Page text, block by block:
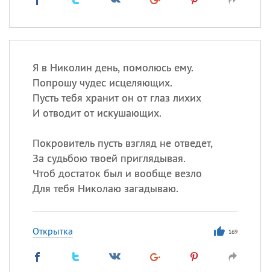
Я в Николин день, помолюсь ему.
Попрошу чудес исцеляющих.
Пусть тебя хранит он от глаз лихих
И отводит от искушающих.
Покровитель пусть взгляд не отведет,
За судьбою твоей приглядывая.
Чтоб достаток был и вообще везло
Для тебя Николаю загадываю.
Открытка 169